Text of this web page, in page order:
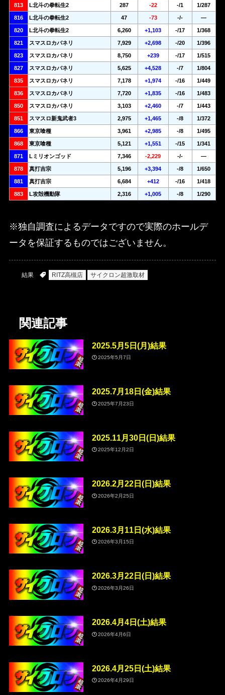
813 L北斗の拳転生2 287 -22 -/1 1/287
816 L北斗の拳転生2 47 -73 -/- —
820 L北斗の拳転生2 6,260 +1,103 -/17 1/368
821 スマスロカバネリ 7,929 +2,698 -/20 1/396
823 スマスロカバネリ 8,750 +239 -/17 1/515
827 スマスロカバネリ 5,625 +4,528 -/7 1/804
835 スマスロカバネリ 7,178 +1,974 -/16 1/449
836 スマスロカバネリ 7,720 +1,835 -/16 1/483
850 スマスロカバネリ 3,103 +2,460 -/7 1/443
851 スマスロ新鬼武者3 2,975 +1,465 -/8 1/372
866 東京喰種 3,961 +2,985 -/8 1/495
868 東京喰種 5,121 +1,551 -/15 1/341
871 Lミリオンゴッド 7,346 -2,229 -/- —
878 真打吉宗 5,196 +3,394 -/8 1/650
881 真打吉宗 6,684 +412 -/16 1/418
883 L攻殻機動隊 2,316 +1,005 -/8 1/290
※独自調査によるデータですので実際のホールデ
ータを保証するものではございません。
結果 RITZ高槻店 サイクロン超激取材
関連記事
2025.5月5日(月)結果
2025年5月7日
2025.7月18日(金)結果
2025年7月23日
2025.11月30日(日)結果
2025年12月2日
2026.2月22日(日)結果
2026年2月25日
2026.3月11日(水)結果
2026年3月15日
2026.3月22日(日)結果
2026年3月26日
2026.4月4日(土)結果
2026年4月6日
2026.4月25日(土)結果
2026年4月29日